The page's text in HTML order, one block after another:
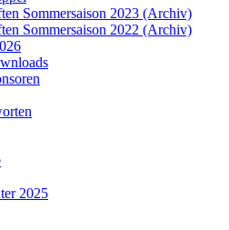
Sommersaison 2023 (Archiv)
Sommersaison 2022 (Archiv)
2025